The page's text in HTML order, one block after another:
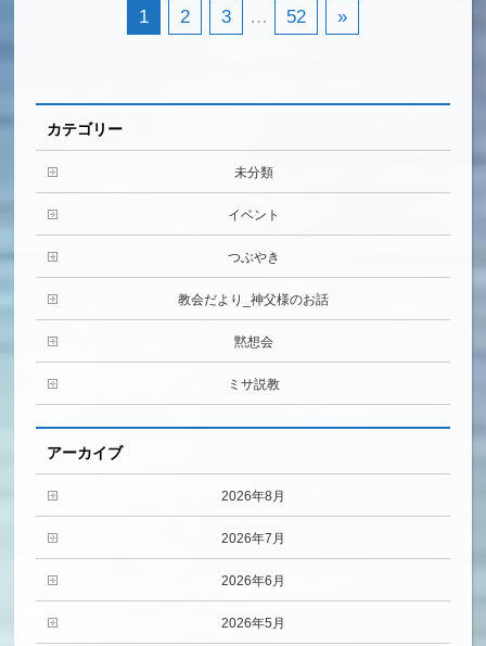
1 2 3 … 52 »
カテゴリー
未分類
イベント
つぶやき
教会だより_神父様のお話
黙想会
ミサ説教
アーカイブ
2026年8月
2026年7月
2026年6月
2026年5月